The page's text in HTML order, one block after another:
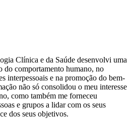
Clínica e da Saúde desenvolvi uma
do comportamento humano, no
interpessoais e na promoção do bem-
não só consolidou o meu interesse
como também me forneceu
e grupos a lidar com os seus
dos seus objetivos.